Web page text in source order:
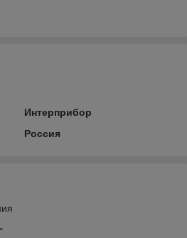
Интерприбор
Россия